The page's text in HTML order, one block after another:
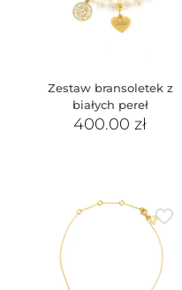
Zestaw bransoletek z
białych pereł
400.00zł